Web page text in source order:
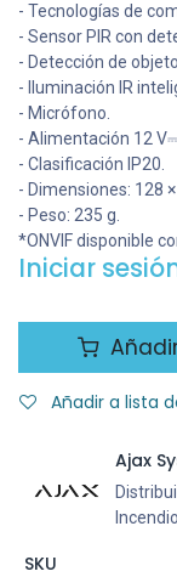
- Tecnologías de
- Sensor PIR con
- Detección de
- Iluminación IR
- Micrófono.
- Alimentación 12 V⎓
- Clasificación IP20.
- Dimensiones: 128
- Peso: 235 g.
*ONVIF disponible
Iniciar
Añadir a lista
Ajax
SKU